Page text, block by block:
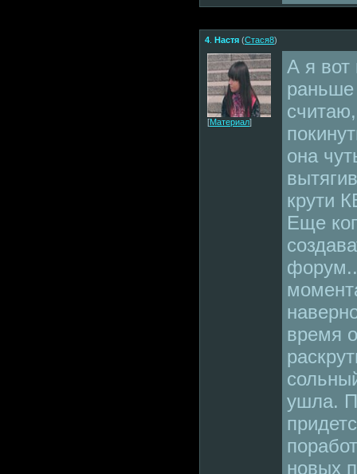
4 Настя (Стася8)
[Материал]
А я вот
раньше
она
крути
Еще
время
ушла.
новых